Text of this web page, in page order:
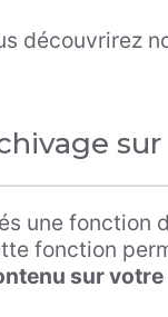
découvrirez
une fonction
fonction
sur